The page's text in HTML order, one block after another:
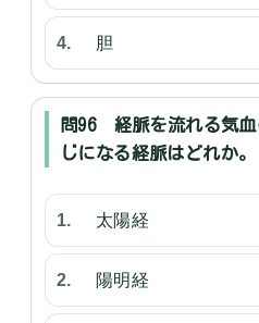
胆
問96 経脈を流れる気
じになる経脈はどれか。
太陽経
陽明経